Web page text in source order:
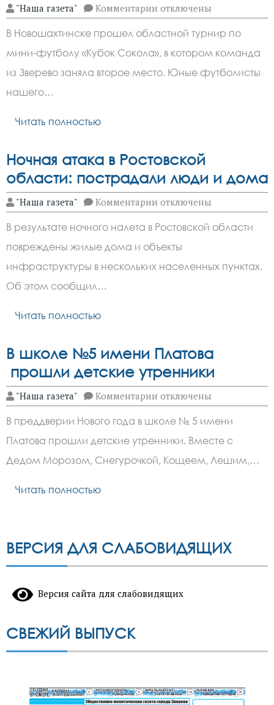
"Наша газета" Комментарии к
записи
Футболисты
из
Зверево
завоевали
«серебро»
областного
отключены
В Новошахтинске прошел областной турнир по
мини-футболу «Кубок Сокола», в котором команда
из Зверево заняла второе место. Юные футболисты
нашего…
Читать полностью
Ночная атака в Ростовской
области: пострадали люди и дома
"Наша газета" Комментарии к
записи
Ночная
атака
в
Ростовской
области:
пострадали
отключены
В результате ночного налета в Ростовской области
повреждены жилые дома и объекты
инфраструктуры в нескольких населенных пунктах.
Об этом сообщил…
Читать полностью
В школе №5 имени Платова
прошли детские утренники
"Наша газета" Комментарии к
записи
школе
№5
имени
Платова
прошли
отключены
В преддверии Нового года в школе № 5 имени
Платова прошли детские утренники. Вместе с
Дедом Морозом, Снегурочкой, Кощеем, Лешим,…
Читать полностью
ВЕРСИЯ ДЛЯ СЛАБОВИДЯЩИХ
Версия сайта для слабовидящих
СВЕЖИЙ ВЫПУСК